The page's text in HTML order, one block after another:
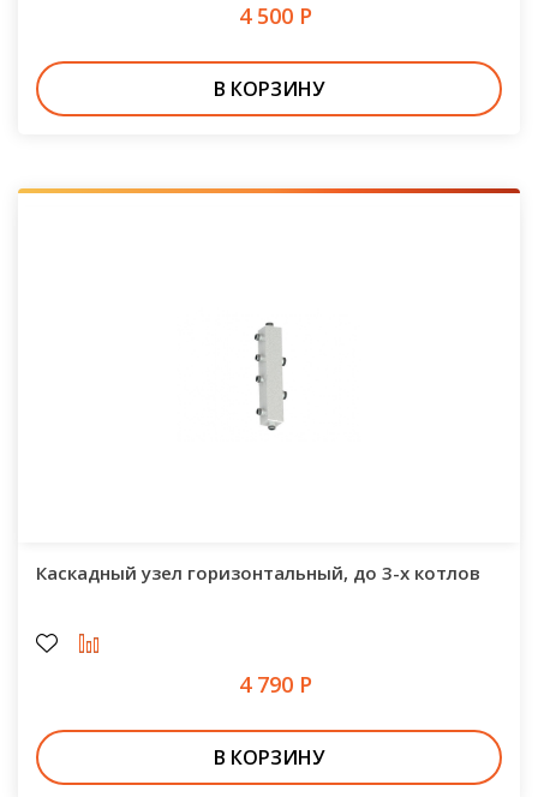
4 500 Р
В КОРЗИНУ
Каскадный узел горизонтальный, до 3-х котлов
4 790 Р
В КОРЗИНУ